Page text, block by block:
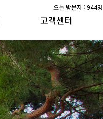
오늘 방문자 : 944명
고객센터
공지사항
갤러리
수가솔방 방송일지
공지사항
수가솔방 방송일지